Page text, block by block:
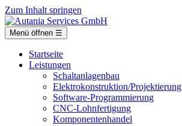
Zum Inhalt springen
Menü öffnen ☰
Startseite
Leistungen
Schaltanlagenbau
Elektrokonstruktion/Projektierung
Software-Programmierung
CNC-Lohnfertigung
Komponentenhandel